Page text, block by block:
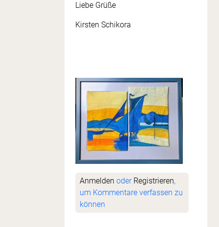
Liebe Grüße
Kirsten Schikora
Anmelden oder Registrieren,
um Kommentare verfassen zu
können